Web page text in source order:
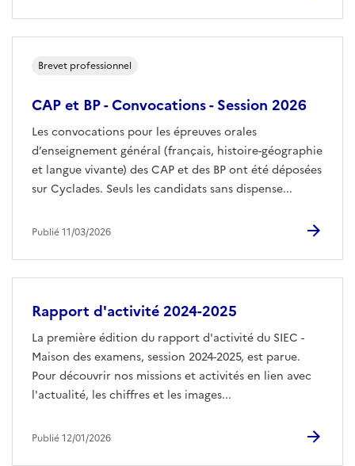
CAP et BP - Convocations - Session 2026
Les convocations pour les épreuves orales
d’enseignement général (français, histoire-géographie
et langue vivante) des CAP et des BP ont été déposées
sur Cyclades. Seuls les candidats sans dispense...
Brevet professionnel
Publié 11/03/2026
Rapport d'activité 2024-2025
La première édition du rapport d'activité du SIEC -
Maison des examens, session 2024-2025, est parue.
Pour découvrir nos missions et activités en lien avec
l'actualité, les chiffres et les images...
Publié 12/01/2026